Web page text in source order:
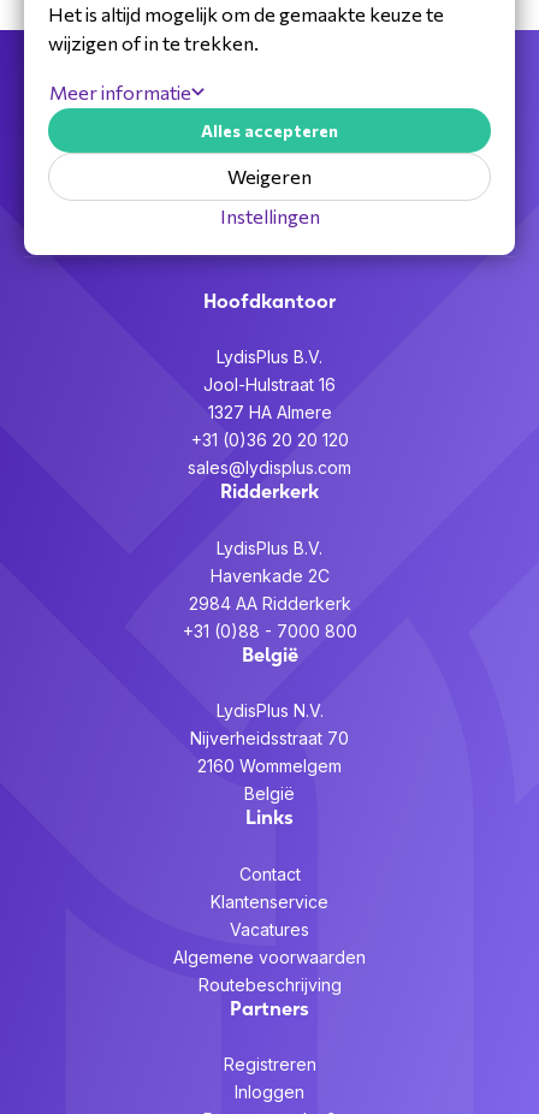
Jouw full service distributeur voor alle
telecom,
audiovisuele en beveiligingsoplossingen.
Partner worden >
Hoofdkantoor
LydisPlus B.V.
Jool-Hulstraat 16
1327 HA Almere
+31 (0)36 20 20 120
sales@lydisplus.com
Ridderkerk
LydisPlus B.V.
Havenkade 2C
2984 AA Ridderkerk
+31 (0)88 - 7000 800
België
LydisPlus N.V.
Nijverheidsstraat 70
2160 Wommelgem
België
Links
Contact
Klantenservice
Vacatures
Algemene voorwaarden
Routebeschrijving
Partners
Registreren
Inloggen
Het is altijd mogelijk om de gemaakte keuze te
wijzigen of in te trekken.
Meer informatie
Instellingen
Weigeren
Alles accepteren